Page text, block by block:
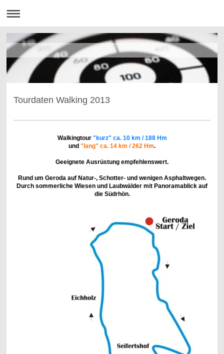
Tourdaten Walking 2013
Walkingtour "kurz" ca. 10 km / 188 Hm
und "lang" ca. 14 km / 262 Hm.
Geeignete Ausrüstung empfehlenswert.
Rund um Geroda auf Natur-, Schotter- und wenigen Asphaltwegen.
Durch sommerliche Wiesen und Laubwälder mit Panoramablick auf
die Südrhön.